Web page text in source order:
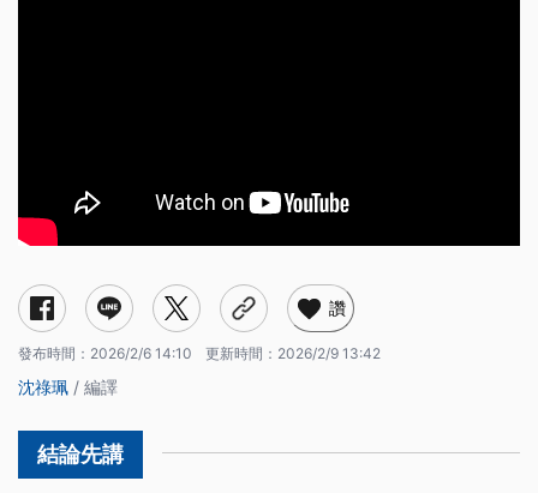
讚
發布時間： 2026/2/6 14:10 更新時間： 2026/2/9 13:42
沈祿珮 / 編譯